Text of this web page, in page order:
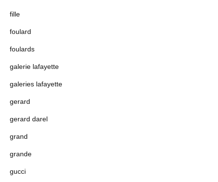
fille
foulard
foulards
galerie lafayette
galeries lafayette
gerard
gerard darel
grand
grande
gucci